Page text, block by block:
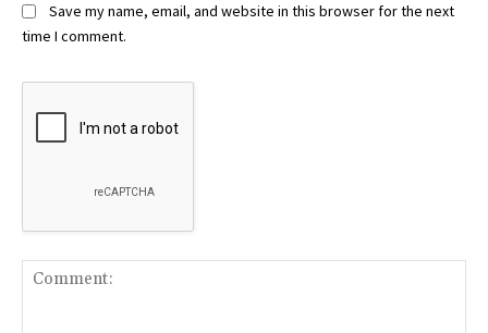
Save my name, email, and website in this browser for the next
time I comment.